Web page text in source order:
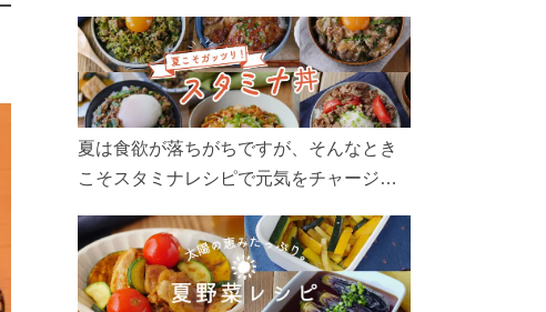
ん、製造現場や品質へのこだわりまで。
こめ油をもっと好きになるコンテンツを
ぜひお楽しみください。
夏は食欲が落ちがちですが、そんなとき
こそスタミナレシピで元気をチャージ！
リ食べて、夏バテを吹き飛ばしましょ
う！